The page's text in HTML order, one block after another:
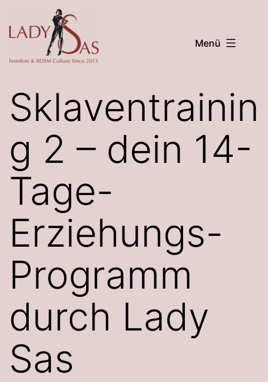
Inhalt
springen
Menü
Sklaventrainin
g 2 – dein 14-
Tage-
Erziehungs-
Programm
durch Lady
Sas